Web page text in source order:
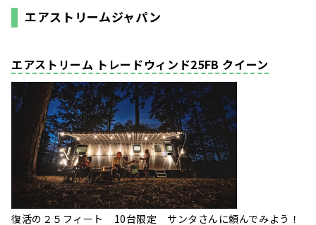
エアストリームジャパン
エアストリーム トレードウィンド25FB クイーン
復活の２５フィート 10台限定 サンタさんに頼んでみよう！